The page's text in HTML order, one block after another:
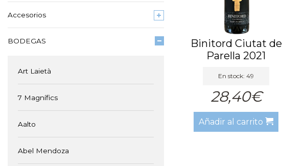
Accesorios
BODEGAS
Art Laietà
7 Magnífics
Aalto
Abel Mendoza
Binitord Ciutat de
Parella 2021
En stock: 49
28,40€
Añadir al carrito